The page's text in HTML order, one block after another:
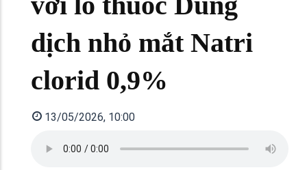
dịch nhỏ mắt Natri
clorid 0,9%
13/05/2026, 10:00